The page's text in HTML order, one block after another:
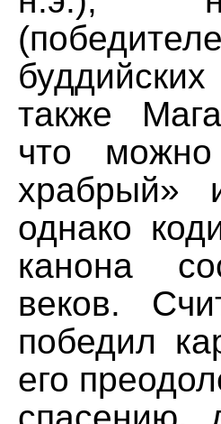
также
что
храбрый»
однако
канона
веков.
победил
его